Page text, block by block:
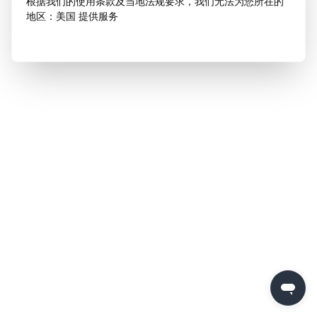
地区：美国 提供服务